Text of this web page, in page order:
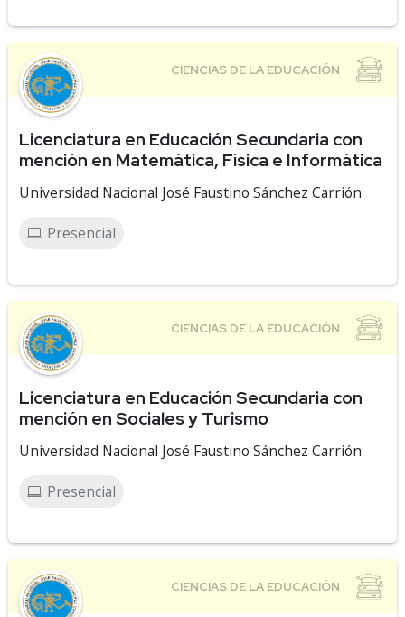
Licenciatura en Educación Secundaria con
mención en Matemática, Física e Informática
Universidad Nacional José Faustino Sánchez Carrión
Presencial
Licenciatura en Educación Secundaria con
mención en Sociales y Turismo
Universidad Nacional José Faustino Sánchez Carrión
Presencial